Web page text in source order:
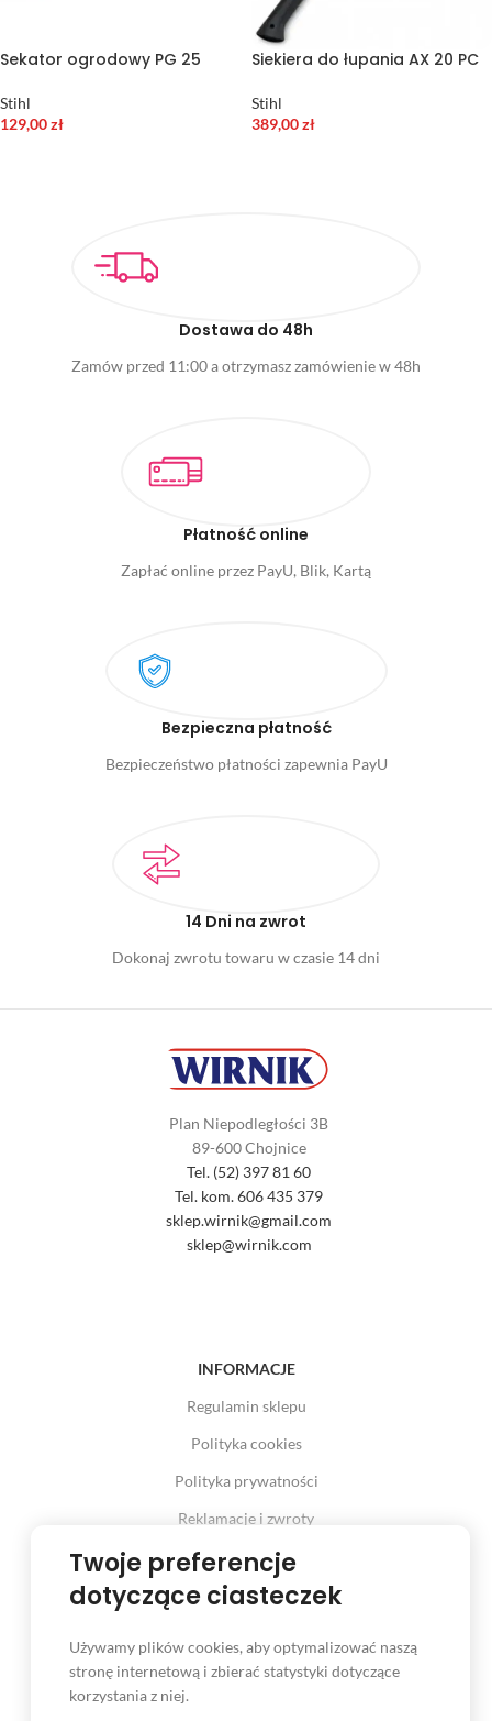
Sekator ogrodowy PG 25
Stihl
129,00zł
Siekiera do łupania AX 20 PC
Stihl
389,00zł
Dostawa do 48h
Zamów przed 11:00 a otrzymasz zamówienie w 48h
Płatność online
Zapłać online przez PayU, Blik, Kartą
Bezpieczna płatność
Bezpieczeństwo płatności zapewnia PayU
14 Dni na zwrot
Dokonaj zwrotu towaru w czasie 14 dni
Plan Niepodległości 3B
89-600 Chojnice
Tel. (52) 397 81 60
Tel. kom. 606 435 379
sklep.wirnik@gmail.com
sklep@wirnik.com
INFORMACJE
Regulamin sklepu
Polityka cookies
Polityka prywatności
Reklamacje i zwroty
Prawo odstąpienia od umowy
INFORMACJE
Twoje preferencje
dotyczące ciasteczek
Używamy plików cookies, aby optymalizować naszą
stronę internetową i zbierać statystyki dotyczące
korzystania z niej.